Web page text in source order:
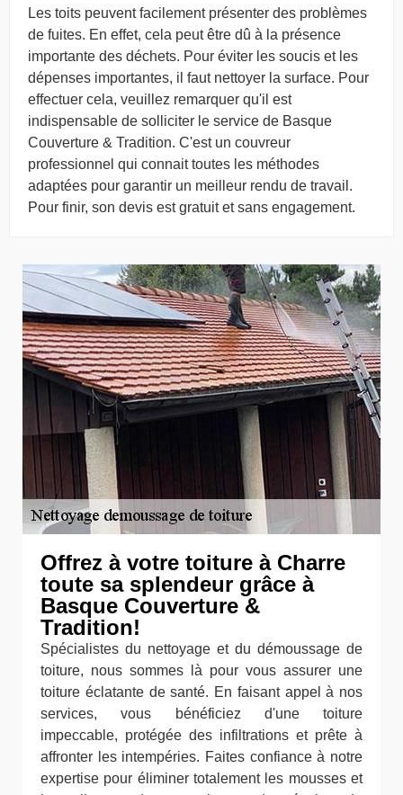
Les toits peuvent facilement présenter des problèmes
de fuites. En effet, cela peut être dû à la présence
importante des déchets. Pour éviter les soucis et les
dépenses importantes, il faut nettoyer la surface. Pour
effectuer cela, veuillez remarquer qu'il est
indispensable de solliciter le service de Basque
Couverture & Tradition. C'est un couvreur
professionnel qui connait toutes les méthodes
adaptées pour garantir un meilleur rendu de travail.
Pour finir, son devis est gratuit et sans engagement.
Offrez à votre toiture à Charre
toute sa splendeur grâce à
Basque Couverture &
Tradition!
Spécialistes du nettoyage et du démoussage de
toiture, nous sommes là pour vous assurer une
toiture éclatante de santé. En faisant appel à nos
services, vous bénéficiez d'une toiture
impeccable, protégée des infiltrations et prête à
affronter les intempéries. Faites confiance à notre
expertise pour éliminer totalement les mousses et